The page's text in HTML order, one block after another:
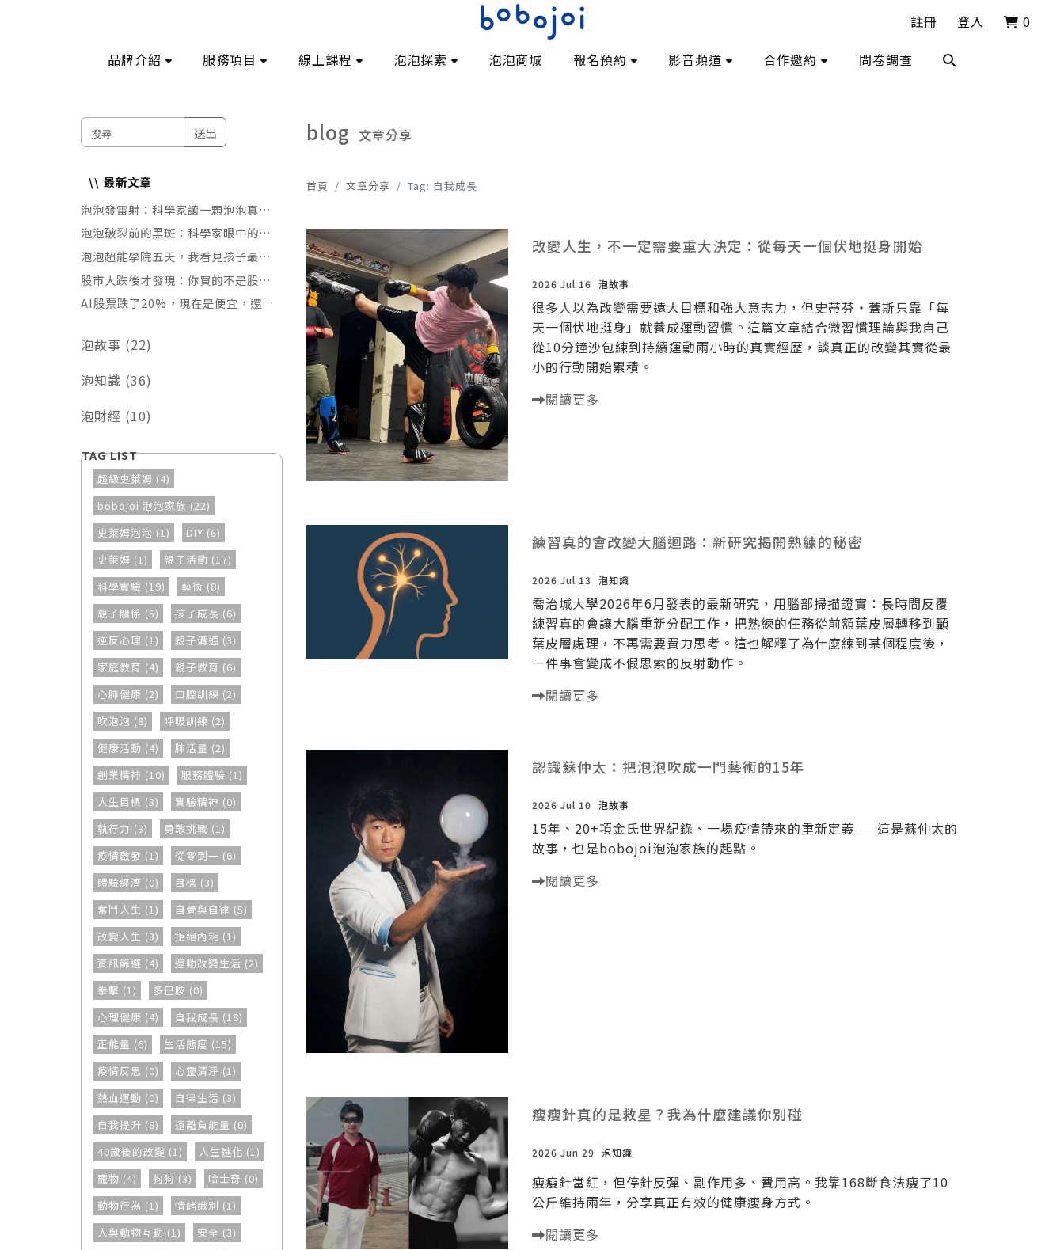
註冊 登入
0
品牌介紹
服務項目 線上課程 泡泡探索 泡泡商城 報名預約 影音頻道 合作邀約 問卷調查
送出
最新文章
泡泡發雷射：科學家讓一顆泡泡真的發
光的秘密
泡泡破裂前的黑斑：科學家眼中的死亡
倒數計時
泡泡超能學院五天，我看見孩子最大的
改變
股市大跌後才發現：你買的不是股票，
是承受不起的風險
AI股票跌了20%，現在是便宜，還是
泡故事 (22)
泡知識 (36)
泡財經 (10)
超級史萊姆 (4)
bobojoi 泡泡家族 (22)
史萊姆泡泡 (1)
DIY (6)
史萊姆 (1)
親子活動 (17)
科學實驗 (19)
藝術 (8)
親子關係 (5)
孩子成長 (6)
逆反心理 (1)
親子溝通 (3)
家庭教育 (4)
親子教育 (6)
心肺健康 (2)
口腔訓練 (2)
吹泡泡 (8)
呼吸訓練 (2)
健康活動 (4)
肺活量 (2)
創業精神 (10)
服務體驗 (1)
人生目標 (3)
實驗精神 (0)
執行力 (3)
勇敢挑戰 (1)
疫情啟發 (1)
從零到一 (6)
體驗經濟 (0)
目標 (3)
奮鬥人生 (1)
自覺與自律 (5)
改變人生 (3)
拒絕內耗 (1)
資訊篩選 (4)
運動改變生活 (2)
拳擊 (1)
多巴胺 (0)
心理健康 (4)
自我成長 (18)
正能量 (6)
生活態度 (15)
疫情反思 (0)
心靈清淨 (1)
熱血運動 (0)
自律生活 (3)
自我提升 (8)
遠離負能量 (0)
40歲後的改變 (1)
人生進化 (1)
寵物 (4)
狗狗 (3)
哈士奇 (0)
動物行為 (1)
情緒識別 (1)
人與動物互動 (1)
安全 (3)
blog 文章分享
首頁 文章分享 Tag: 自我成長
改變人生，不一定需要重大決定：從每天一個伏地挺身開始
2026 Jul 16 泡故事
很多人以為改變需要遠大目標和強大意志力，但史蒂芬・蓋斯只靠「每
天一個伏地挺身」就養成運動習慣。這篇文章結合微習慣理論與我自己
從10分鐘沙包練到持續運動兩小時的真實經歷，談真正的改變其實從最
小的行動開始累積。
閱讀更多
練習真的會改變大腦迴路：新研究揭開熟練的秘密
2026 Jul 13 泡知識
喬治城大學2026年6月發表的最新研究，用腦部掃描證實：長時間反覆
練習真的會讓大腦重新分配工作，把熟練的任務從前額葉皮層轉移到顳
葉皮層處理，不再需要費力思考。這也解釋了為什麼練到某個程度後，
一件事會變成不假思索的反射動作。
閱讀更多
認識蘇仲太：把泡泡吹成一門藝術的15年
2026 Jul 10 泡故事
15年、20+項金氏世界紀錄、一場疫情帶來的重新定義——這是蘇仲太的
故事，也是bobojoi泡泡家族的起點。
閱讀更多
瘦瘦針真的是救星？我為什麼建議你別碰
2026 Jun 29 泡知識
瘦瘦針當紅，但停針反彈、副作用多、費用高。我靠168斷食法瘦了10
公斤維持兩年，分享真正有效的健康瘦身方式。
閱讀更多